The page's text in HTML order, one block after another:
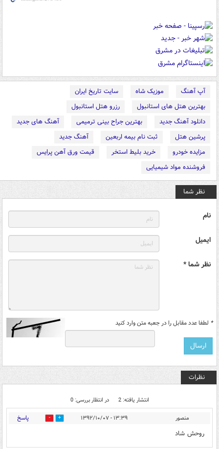
آپ آهنگ موزیک شاه
سایت تاریخ ایران
بهترین هتل های استانبول
رزرو هتل استانبول
دانلود آهنگ جدید
بهترین جراح بینی ترمیمی
آهنگ های جدید
پرشین هتل
ثبت نام بیمه اربعین
آهنگ جدید
مزایده خودرو
خرید بلیط استخر
قیمت ورق آهن پرایس
فروشنده مواد شیمیایی
نظر شما
نام
ایمیل
نظر شما *
* لطفا عدد مقابل را در جعبه متن وارد کنید
نظرات
انتشار یافته: 2 در انتظار بررسی: 0
منصور ۱۳:۳۹ - ۱۳۹۲/۱۰/۰۷ 0 پاسخ
روحش شاد